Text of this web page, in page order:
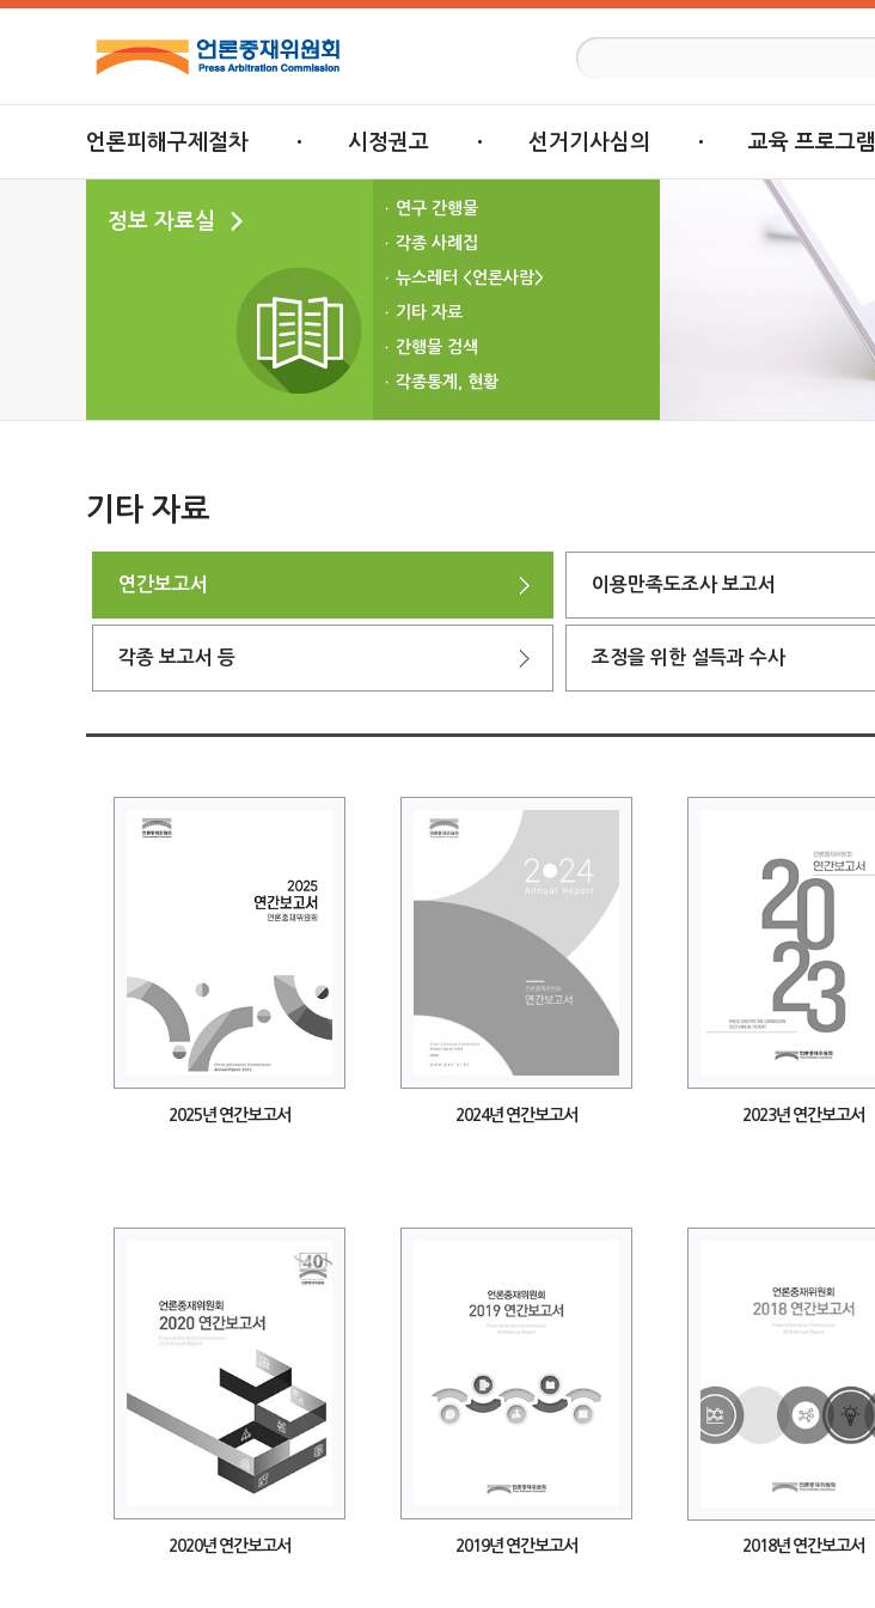
언론피해구제절차 시정권고 선거기사심의 교육 프로그램
정보 자료실
연구 간행물
각종 사례집
뉴스레터 <언론사람>
기타 자료
간행물 검색
각종통계, 현황
기타 자료
연간보고서 이용만족도조사 보고서
각종 보고서 등 조정을 위한 설득과 수사
2025년 연간보고서 2024년 연간보고서 2023년 연간보고서
2020년 연간보고서 2019년 연간보고서 2018년 연간보고서